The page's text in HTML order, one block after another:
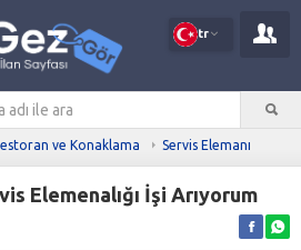
tr
ve Konaklama Servis Elemanı
Elemenalığı İşi Arıyorum